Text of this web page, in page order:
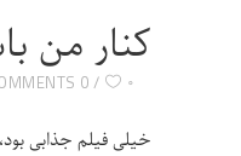
کنار من
0 COMMENTS ۰
خیلی فیلم جذابی